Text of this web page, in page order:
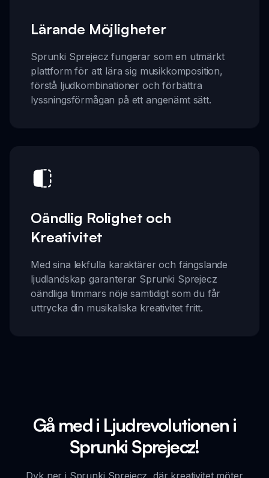
Lärande Möjligheter
Sprunki Sprejecz fungerar som en utmärkt
plattform för att lära sig musikkomposition,
förstå ljudkombinationer och förbättra
lyssningsförmågan på ett angenämt sätt.
Oändlig Rolighet och
Kreativitet
Med sina lekfulla karaktärer och fängslande
ljudlandskap garanterar Sprunki Sprejecz
oändliga timmars nöje samtidigt som du får
uttrycka din musikaliska kreativitet fritt.
Gå med i Ljudrevolutionen i
Sprunki Sprejecz!
Dyk ner i Sprunki Sprejecz, där kreativitet möter